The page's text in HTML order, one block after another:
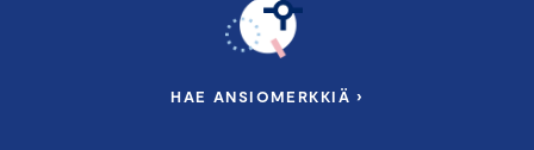
HAE ANSIOMERKKIÄ ›